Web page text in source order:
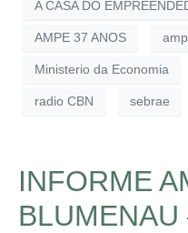
A CASA DO
AMPE 37 ANOS
Ministerio da Economia
radio CBN sebrae
INFORME